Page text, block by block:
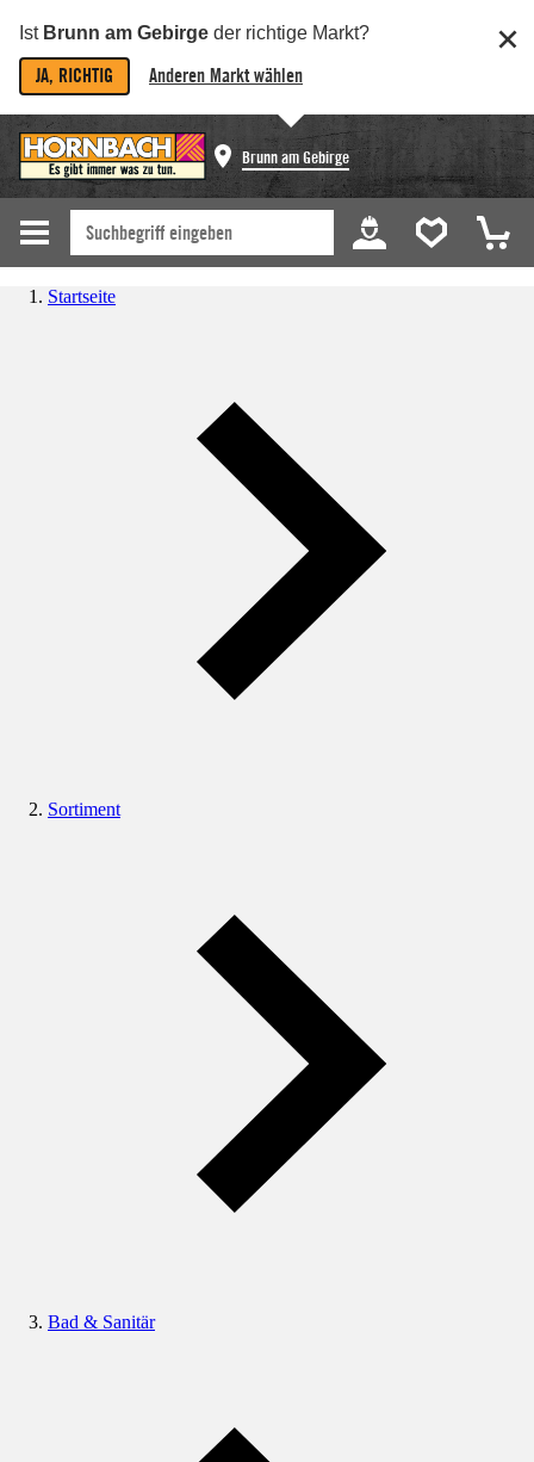
Ist Brunn am Gebirge der richtige Markt?
JA, RICHTIG Anderen Markt wählen
Brunn am Gebirge
Startseite
Sortiment
Bad & Sanitär